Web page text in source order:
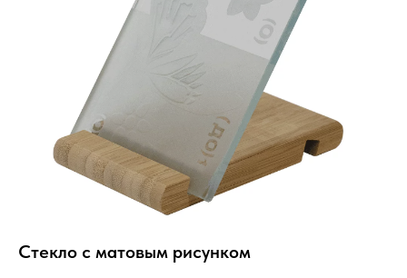
Стекло с матовым рисунком